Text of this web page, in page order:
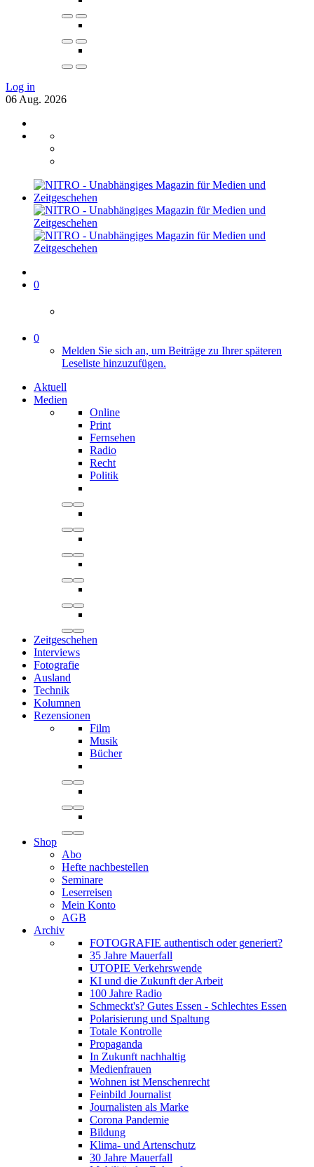
Log in
06 Aug. 2026
0
0
Melden Sie sich an, um Beiträge zu Ihrer späteren
Leseliste hinzuzufügen.
Aktuell
Medien
Online
Print
Fernsehen
Radio
Recht
Politik
Zeitgeschehen
Interviews
Fotografie
Ausland
Technik
Kolumnen
Rezensionen
Film
Musik
Bücher
Shop
Abo
Hefte nachbestellen
Seminare
Leserreisen
Mein Konto
AGB
Archiv
FOTOGRAFIE authentisch oder generiert?
35 Jahre Mauerfall
UTOPIE Verkehrswende
KI und die Zukunft der Arbeit
100 Jahre Radio
Schmeckt's? Gutes Essen - Schlechtes Essen
Polarisierung und Spaltung
Totale Kontrolle
Propaganda
In Zukunft nachhaltig
Medienfrauen
Wohnen ist Menschenrecht
Feinbild Journalist
Journalisten als Marke
Corona Pandemie
Bildung
Klima- und Artenschutz
30 Jahre Mauerfall